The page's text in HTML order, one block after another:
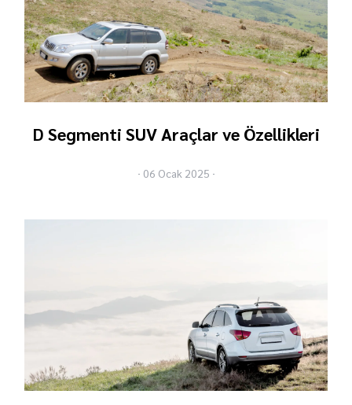
D Segmenti SUV Araçlar ve Özellikleri
06 Ocak 2025